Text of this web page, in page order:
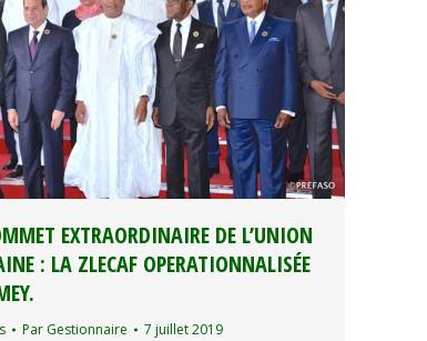
EXTRAORDINAIRE DE L’UNION
: LA ZLECAF OPERATIONNALISÉE
Par Gestionnaire 7 juillet 2019